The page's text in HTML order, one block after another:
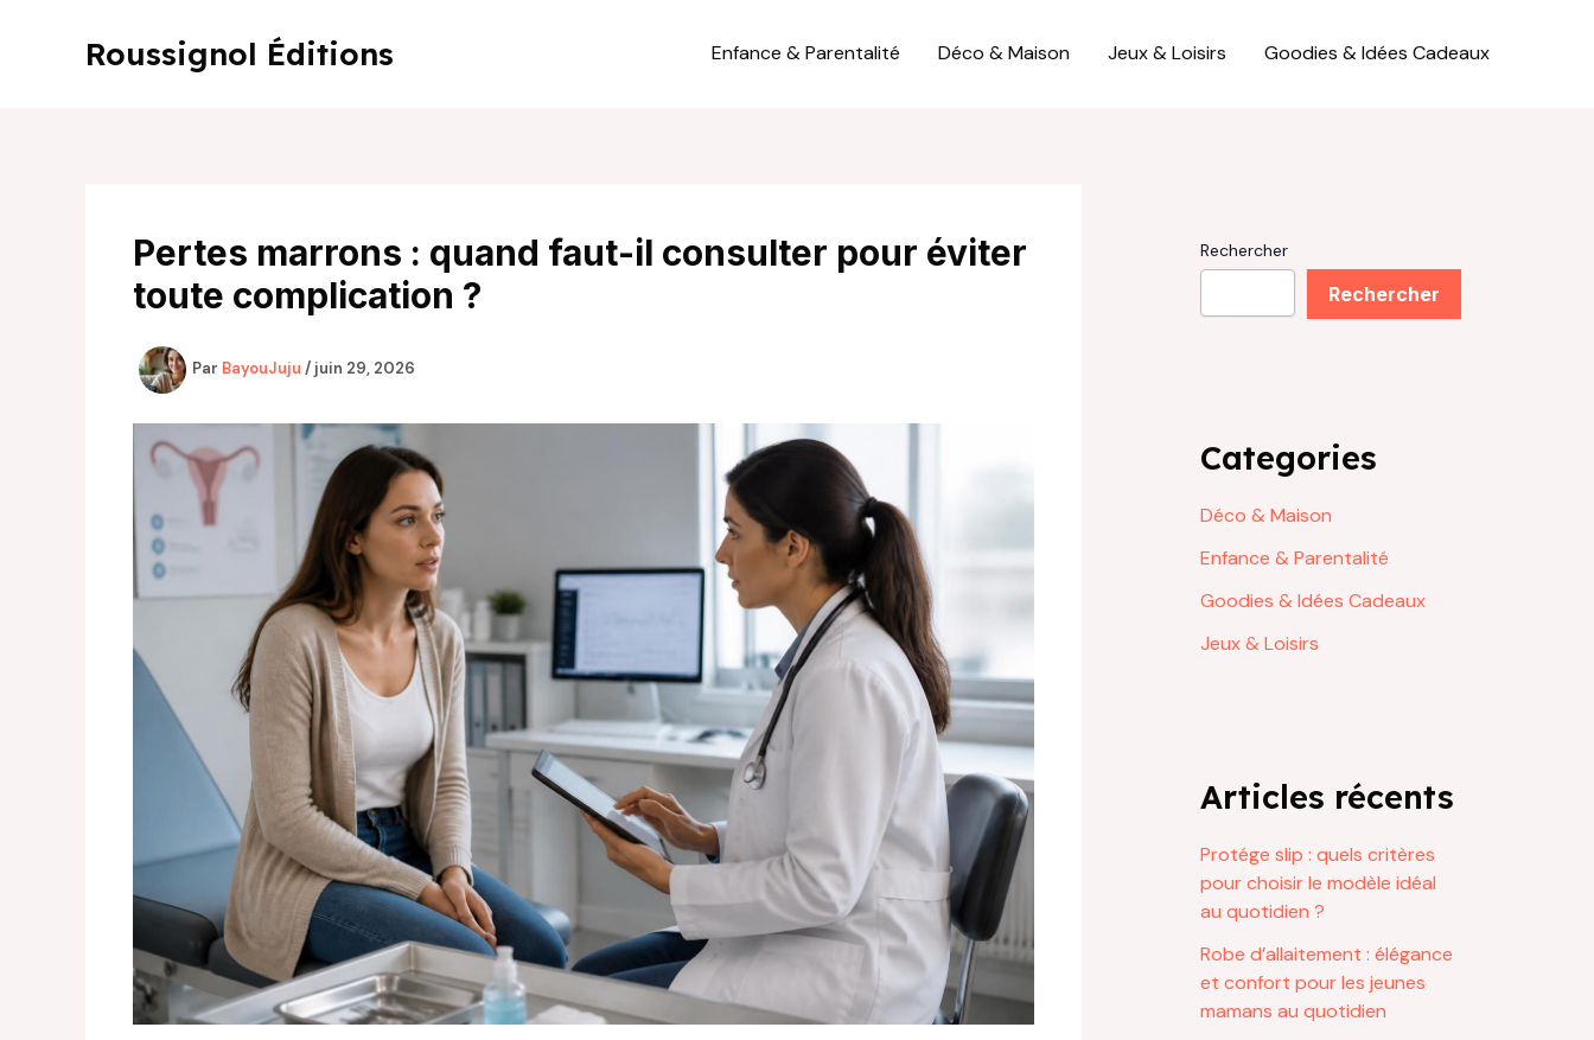
Roussignol Éditions Enfance & Parentalité Déco & Maison Jeux & Loisirs Goodies & Idées Cadeaux
Pertes marrons : quand faut-il consulter pour éviter
toute complication ?
Par BayouJuju / juin 29, 2026
Rechercher
Rechercher
Categories
Déco & Maison
Enfance & Parentalité
Goodies & Idées Cadeaux
Jeux & Loisirs
Articles récents
Protége slip : quels critères
pour choisir le modèle idéal
au quotidien ?
Robe d’allaitement : élégance
et confort pour les jeunes
mamans au quotidien